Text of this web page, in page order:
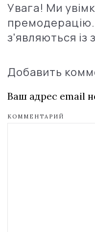
Увага! Ми
з'являються із
Добавить
Ваш адрес email
КОММЕНТАРИЙ